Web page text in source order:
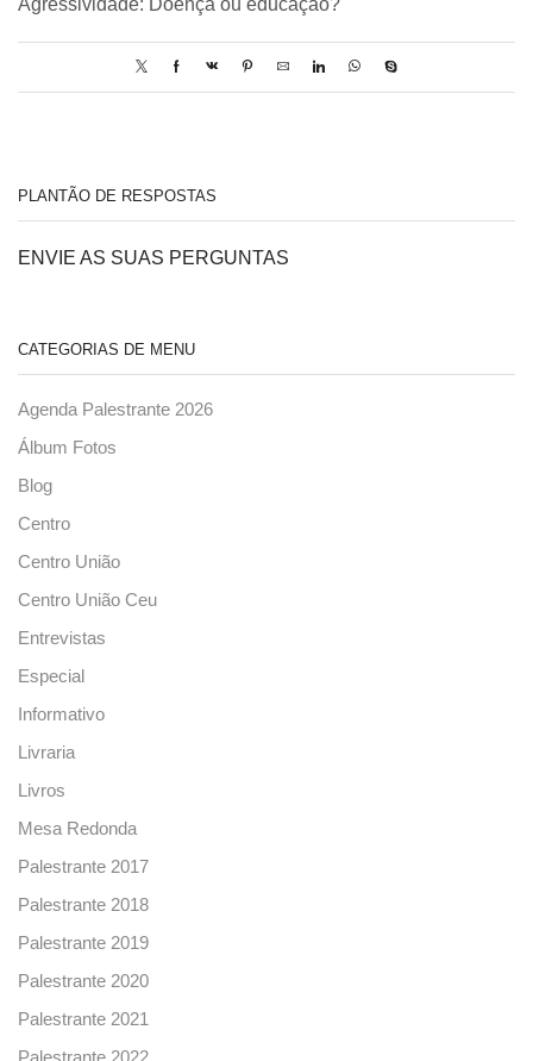
Agressividade: Doença ou educação?
PLANTÃO DE RESPOSTAS
ENVIE AS SUAS PERGUNTAS
CATEGORIAS DE MENU
Agenda Palestrante 2026
Álbum Fotos
Blog
Centro
Centro União
Centro União Ceu
Entrevistas
Especial
Informativo
Livraria
Livros
Mesa Redonda
Palestrante 2017
Palestrante 2018
Palestrante 2019
Palestrante 2020
Palestrante 2021
Palestrante 2022